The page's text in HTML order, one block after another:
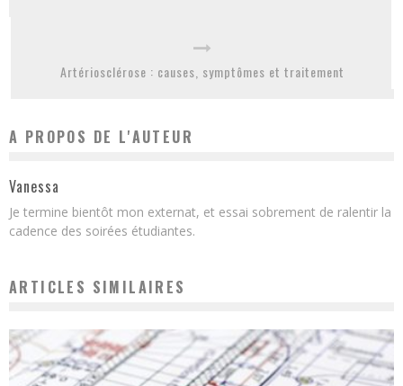
Artériosclérose : causes, symptômes et traitement
A PROPOS DE L'AUTEUR
Vanessa
Je termine bientôt mon externat, et essai sobrement de ralentir la
cadence des soirées étudiantes.
ARTICLES SIMILAIRES